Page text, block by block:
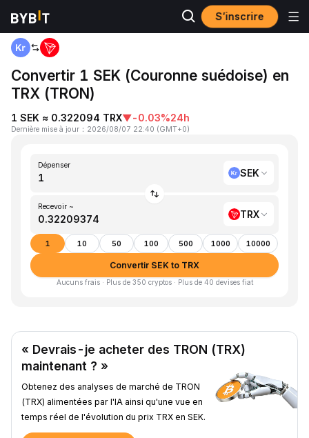
S’inscrire
Accueil
Convertir 1 SEK (Couronne suédoise) en
TRX (TRON)
1 SEK ≈ 0.322094 TRX▼-0.03%24h
Dernière mise à jour ： 2026/08/07 22:40 (GMT+0)
Dépenser
SEK
Recevoir ~
TRX
1 10 50 100 500 1000 10000
Convertir SEK to TRX
Aucuns frais · Plus de 350 cryptos · Plus de 40 devises fiat
« Devrais-je acheter des TRON (TRX)
maintenant ? »
Obtenez des analyses de marché de TRON
(TRX) alimentées par l'IA ainsi qu'une vue en
temps réel de l'évolution du prix TRX en SEK.